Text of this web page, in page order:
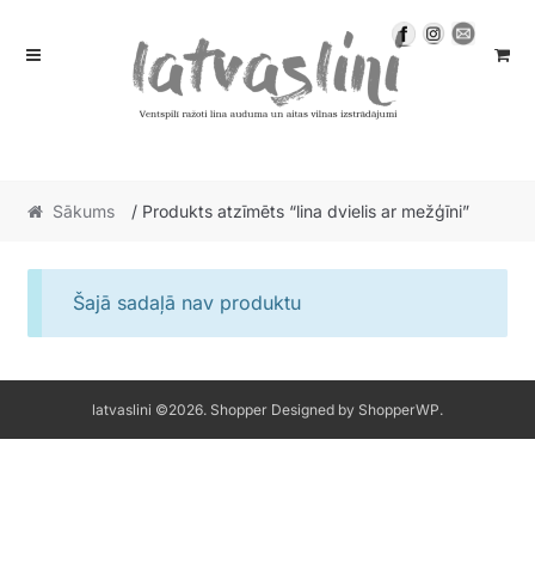
Skip
Skip
Sākums / Produkts atzīmēts “lina dvielis ar mežģīni”
Šajā sadaļā nav produktu
latvaslini ©2026. Shopper Designed by ShopperWP.